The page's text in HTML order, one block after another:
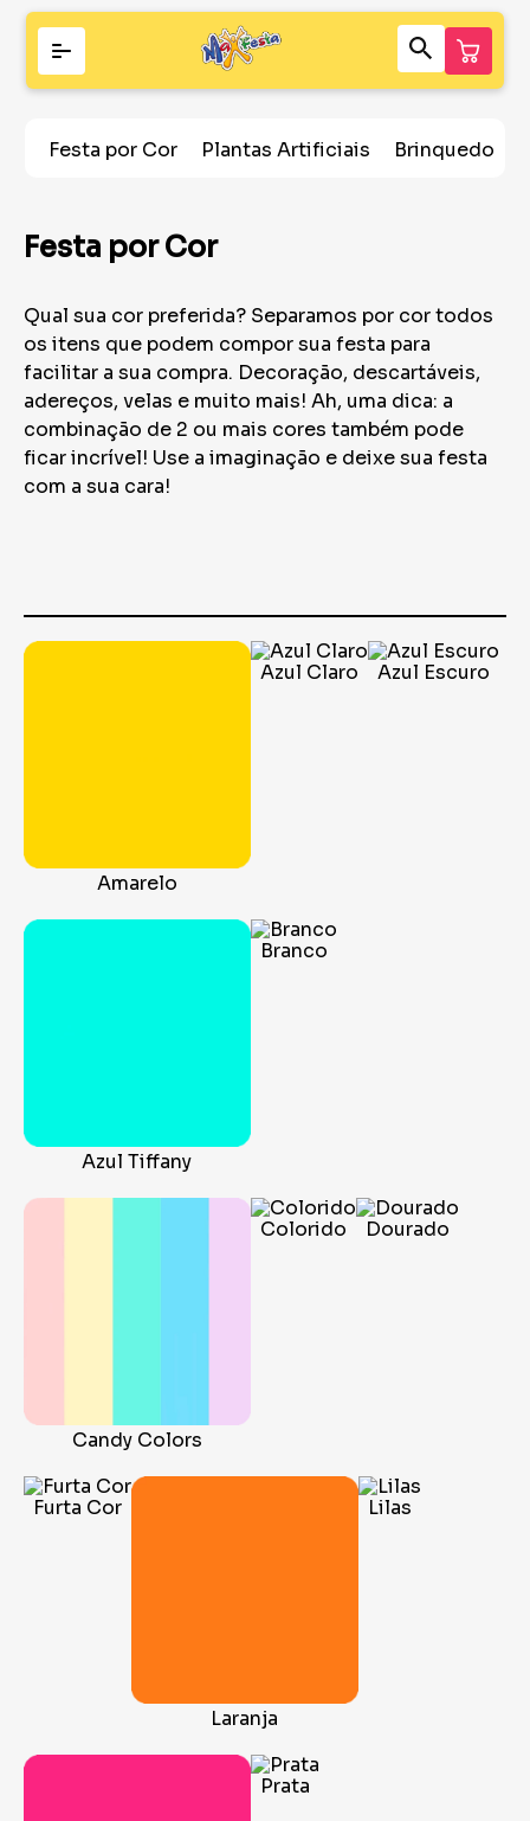
Festa por Cor Plantas Artificiais Brinquedos
Festa por Cor
Qual sua cor preferida? Separamos por cor todos
os itens que podem compor sua festa para
facilitar a sua compra. Decoração, descartáveis,
adereços, velas e muito mais! Ah, uma dica: a
combinação de 2 ou mais cores também pode
ficar incrível! Use a imaginação e deixe sua festa
com a sua cara!
Amarelo
Azul Claro Azul Escuro
Azul Tiffany
Branco
Candy Colors
Colorido Dourado
Furta Cor
Laranja
Lilas
Prata